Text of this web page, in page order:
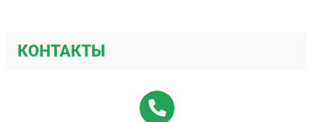
КОНТАКТЫ